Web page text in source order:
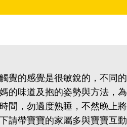
覺的感覺是很敏銳的，不同
的味道及抱的姿勢與方法，
間，勿過度熟睡，不然晚上
請帶寶寶的家屬多與寶寶互